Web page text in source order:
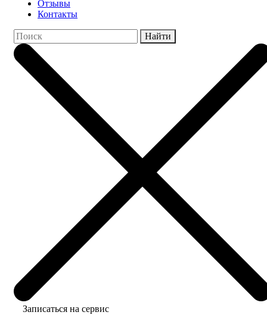
Отзывы
Контакты
Найти
Записаться на сервис